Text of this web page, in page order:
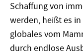
Schaffung von
werden, heißt es in
globales vom
durch endlose